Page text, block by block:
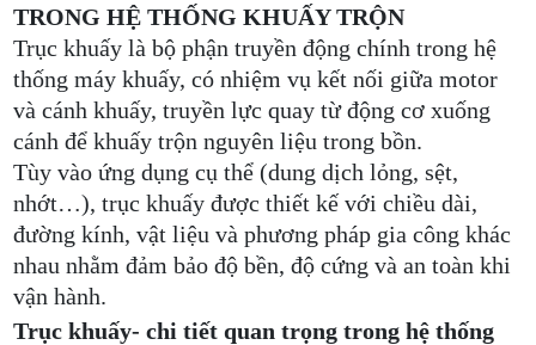
TRONG HỆ THỐNG KHUẤY TRỘN
Trục khuấy là bộ phận truyền động chính trong hệ
thống máy khuấy, có nhiệm vụ kết nối giữa motor
và cánh khuấy, truyền lực quay từ động cơ xuống
cánh để khuấy trộn nguyên liệu trong bồn.
Tùy vào ứng dụng cụ thể (dung dịch lỏng, sệt,
nhớt…), trục khuấy được thiết kế với chiều dài,
đường kính, vật liệu và phương pháp gia công khác
nhau nhằm đảm bảo độ bền, độ cứng và an toàn khi
vận hành.
Trục khuấy- chi tiết quan trọng trong hệ thống